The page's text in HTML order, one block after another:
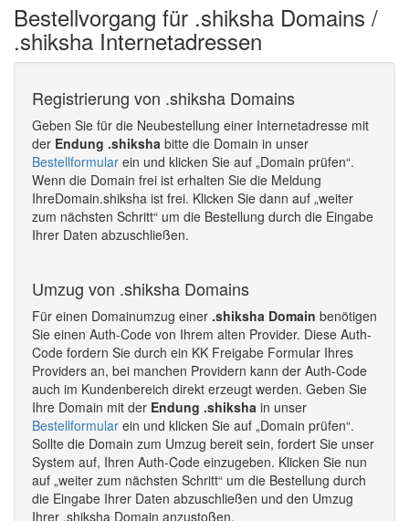
Bestellvorgang für .shiksha Domains /
.shiksha Internetadressen
Registrierung von .shiksha Domains
Geben Sie für die Neubestellung einer Internetadresse mit
der Endung .shiksha bitte die Domain in unser
Bestellformular ein und klicken Sie auf „Domain prüfen“.
Wenn die Domain frei ist erhalten Sie die Meldung
IhreDomain.shiksha ist frei. Klicken Sie dann auf „weiter
zum nächsten Schritt“ um die Bestellung durch die Eingabe
Ihrer Daten abzuschließen.
Umzug von .shiksha Domains
Für einen Domainumzug einer .shiksha Domain benötigen
Sie einen Auth-Code von Ihrem alten Provider. Diese Auth-
Code fordern Sie durch ein KK Freigabe Formular Ihres
Providers an, bei manchen Providern kann der Auth-Code
auch im Kundenbereich direkt erzeugt werden. Geben Sie
Ihre Domain mit der Endung .shiksha in unser
Bestellformular ein und klicken Sie auf „Domain prüfen“.
Sollte die Domain zum Umzug bereit sein, fordert Sie unser
System auf, Ihren Auth-Code einzugeben. Klicken Sie nun
auf „weiter zum nächsten Schritt“ um die Bestellung durch
die Eingabe Ihrer Daten abzuschließen und den Umzug
Ihrer .shiksha Domain anzustoßen.